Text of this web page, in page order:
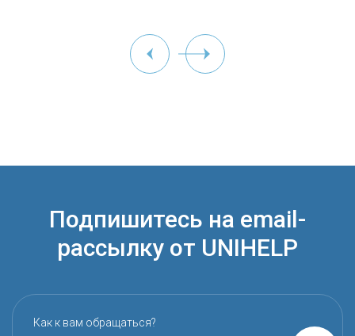
Подпишитесь на email-
рассылку от UNIHELP
Как к вам обращаться?